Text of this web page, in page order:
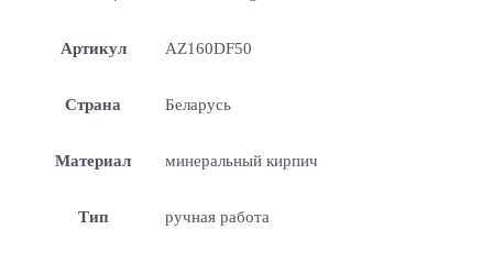
Артикул AZ160DF50
Страна Беларусь
Материал минеральный кирпич
Тип ручная работа